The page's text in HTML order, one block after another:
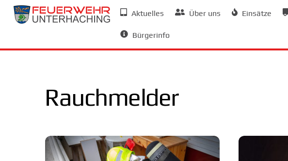
Skip
Aktuelles Über uns Einsätze
Bürgerinfo
Rauchmelder